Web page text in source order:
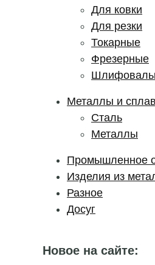
Для ковки
Для резки
Токарные
Фрезерные
Металлы и
Сталь
Металлы
Промышленное
Изделия из
Разное
Досуг
Новое на сайте: